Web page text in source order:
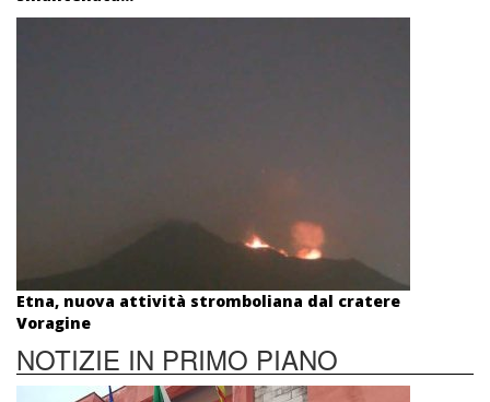
Etna, nuova attività stromboliana dal cratere
Voragine
NOTIZIE IN PRIMO PIANO